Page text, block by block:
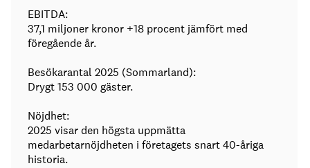
EBITDA:
37,1 miljoner kronor +18 procent jämfört med
föregående år.
Besökarantal 2025 (Sommarland):
Drygt 153 000 gäster.
Nöjdhet:
2025 visar den högsta uppmätta
medarbetarnöjdheten i företagets snart 40-åriga
historia.